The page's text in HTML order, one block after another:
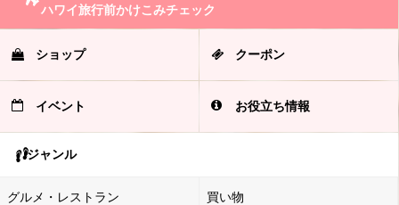
ハワイ旅行前かけこみチェック
ショップ クーポン
イベント お役立ち情報
ジャンル
グルメ・レストラン 買い物